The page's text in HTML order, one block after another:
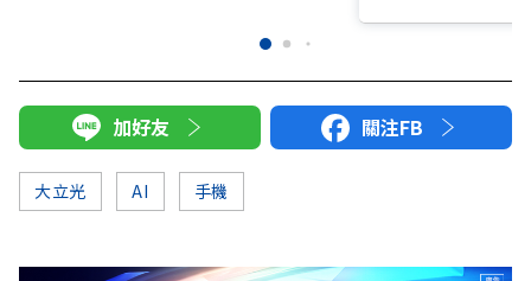
加好友 關注FB
大立光 AI 手機